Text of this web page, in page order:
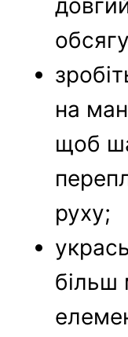
на
щоб
руху;
більш